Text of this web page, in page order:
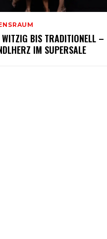
WITZIG BIS TRADITIONELL –
IM SUPERSALE